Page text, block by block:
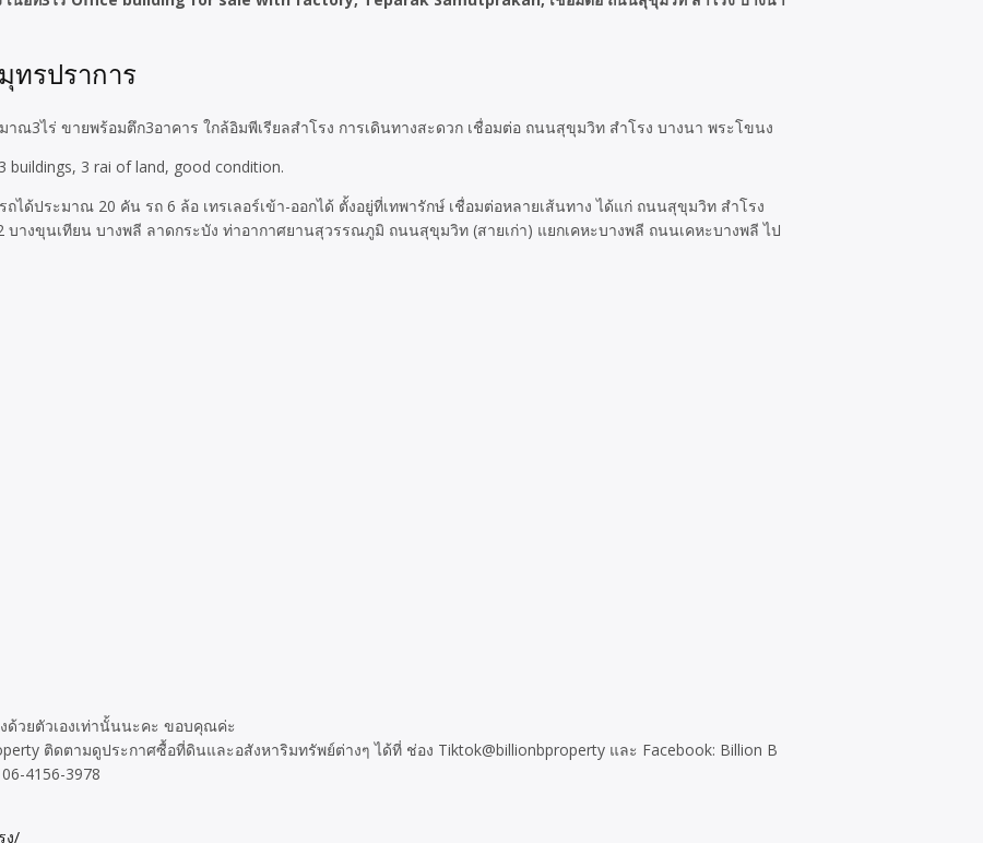
ทรปราการ
ณ3ไร่ ขายพร้อมตึก3อาคาร ใกล้อิมพีเรียลสำโรง การเดินทางสะดวก เชื่อมต่อ ถนนสุขุมวิท สำโรง บางนา พระโขนง
buildings, 3 rai of land, good condition.
ด้ประมาณ 20 คัน รถ 6 ล้อ เทรเลอร์เข้า-ออกได้ ตั้งอยู่ที่เทพารักษ์ เชื่อมต่อหลายเส้นทาง ได้แก่ ถนนสุขุมวิท สำโรง
างขุนเทียน บางพลี ลาดกระบัง ท่าอากาศยานสุวรรณภูมิ ถนนสุขุมวิท (สายเก่า) แยกเคหะบางพลี ถนนเคหะบางพลี ไป
ด้วยตัวเองเท่านั้นนะคะ ขอบคุณค่ะ
ติดตามดูประกาศซื้อที่ดินและอสังหาริมทรัพย์ต่างๆ ได้ที่ ช่อง Tiktok@billionbproperty และ Facebook: Billion B
4156-3978
ง/